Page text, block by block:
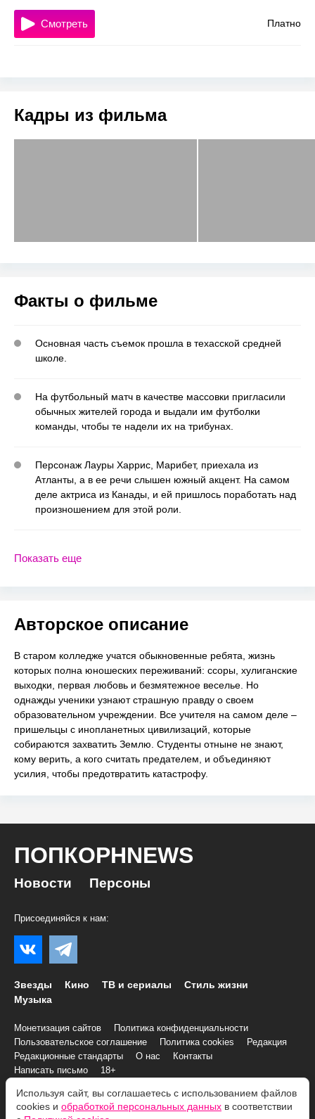
Платно
Смотреть
Кадры из фильма
Факты о фильме
Основная часть съемок прошла в техасской средней
школе.
На футбольный матч в качестве массовки пригласили
обычных жителей города и выдали им футболки
команды, чтобы те надели их на трибунах.
Персонаж Лауры Харрис, Марибет, приехала из
Атланты, а в ее речи слышен южный акцент. На самом
деле актриса из Канады, и ей пришлось поработать над
произношением для этой роли.
Показать еще
Авторское описание
В старом колледже учатся обыкновенные ребята, жизнь
которых полна юношеских переживаний: ссоры, хулиганские
выходки, первая любовь и безмятежное веселье. Но
однажды ученики узнают страшную правду о своем
образовательном учреждении. Все учителя на самом деле –
пришельцы с инопланетных цивилизаций, которые
собираются захватить Землю. Студенты отныне не знают,
кому верить, а кого считать предателем, и объединяют
усилия, чтобы предотвратить катастрофу.
ПОПКОРНNEWS
Новости Персоны
Присоединяйся к нам:
Звезды Кино ТВ и сериалы
Стиль жизни
Музыка
Монетизация сайтов
Политика конфиденциальности
Пользовательское соглашение
Политика cookies
Редакция
Редакционные стандарты
О нас
Контакты
Написать письмо
18+
© 2007–2026 Все права и материалы принадлежат
Используя сайт, вы соглашаетесь с использованием файлов
cookies и обработкой персональных данных в соответствии